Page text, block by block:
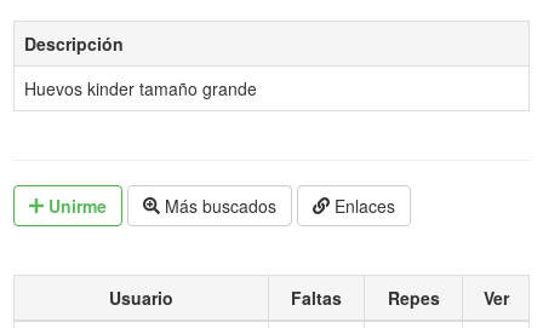
Descripción
Huevos kinder tamaño grande
Unirme Más buscados Enlaces
Usuario Faltas Repes
Ver